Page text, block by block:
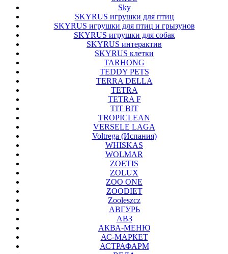
Sky
SKYRUS игрушки для птиц
SKYRUS игрушки для птиц и грызунов
SKYRUS игрушки для собак
SKYRUS интерактив
SKYRUS клетки
TARHONG
TEDDY PETS
TERRA DELLA
TETRA
TETRA F
TIT BIT
TROPICLEAN
VERSELE LAGA
Voltrega (Испания)
WHISKAS
WOLMAR
ZOETIS
ZOLUX
ZOO ONE
ZOODIET
Zooleszcz
АВГУРЬ
АВЗ
АКВА-МЕНЮ
АС-МАРКЕТ
АСТРАФАРМ